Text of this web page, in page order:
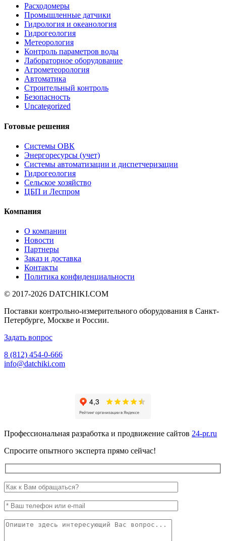
Расходомеры
Промышленные датчики
Гидрология и океанология
Гидрогеология
Метеорология
Контроль параметров воды
Лабораторное оборудование
Агрометеорология
Автоматика
Строительный контроль
Безопасность
Uncategorized
Готовые решения
Системы ОВК
Энергоресурсы (учет)
Системы автоматизации и диспетчеризации
Гидрогеология
Сельское хозяйство
ЦБП и Леспром
Компания
О компании
Новости
Партнеры
Заказ и доставка
Контакты
Политика конфиденциальности
© 2017-2026 DATCHIKI.COM
Поставки контрольно-измерительного оборудования в Санкт-
Петербурге, Москве и России.
Задать вопрос
8 (812) 454-0-666
info@datchiki.com
Профессиональная разработка и продвижение сайтов 24-pr.ru
Спросите опытного эксперта прямо сейчас!